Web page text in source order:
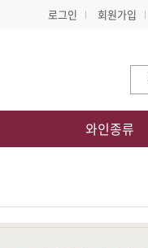
로그인 회원가입
와인종류